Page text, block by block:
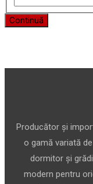
Continuă
Producător și
o gamă variată
dormitor și
modern pentru